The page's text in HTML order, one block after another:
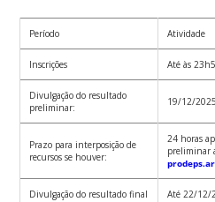
Período Atividade
Inscrições Até às
Divulgação do resultado
preliminar:
19/12/2025
Prazo para interposição de
recursos se houver:
24 horas
preliminar
Divulgação do resultado final Até 22/12/